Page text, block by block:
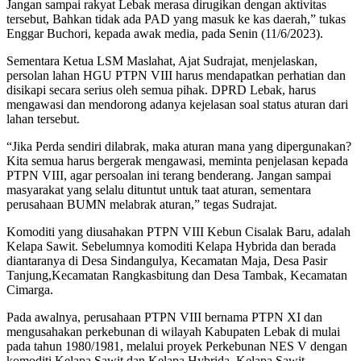
Jangan sampai rakyat Lebak merasa dirugikan dengan aktivitas
tersebut, Bahkan tidak ada PAD yang masuk ke kas daerah,” tukas
Enggar Buchori, kepada awak media, pada Senin (11/6/2023).
Sementara Ketua LSM Maslahat, Ajat Sudrajat, menjelaskan,
persolan lahan HGU PTPN VIII harus mendapatkan perhatian dan
disikapi secara serius oleh semua pihak. DPRD Lebak, harus
mengawasi dan mendorong adanya kejelasan soal status aturan dari
lahan tersebut.
“Jika Perda sendiri dilabrak, maka aturan mana yang dipergunakan?
Kita semua harus bergerak mengawasi, meminta penjelasan kepada
PTPN VIII, agar persoalan ini terang benderang. Jangan sampai
masyarakat yang selalu dituntut untuk taat aturan, sementara
perusahaan BUMN melabrak aturan,” tegas Sudrajat.
Komoditi yang diusahakan PTPN VIII Kebun Cisalak Baru, adalah
Kelapa Sawit. Sebelumnya komoditi Kelapa Hybrida dan berada
diantaranya di Desa Sindangulya, Kecamatan Maja, Desa Pasir
Tanjung,Kecamatan Rangkasbitung dan Desa Tambak, Kecamatan
Cimarga.
Pada awalnya, perusahaan PTPN VIII bernama PTPN XI dan
mengusahakan perkebunan di wilayah Kabupaten Lebak di mulai
pada tahun 1980/1981, melalui proyek Perkebunan NES V dengan